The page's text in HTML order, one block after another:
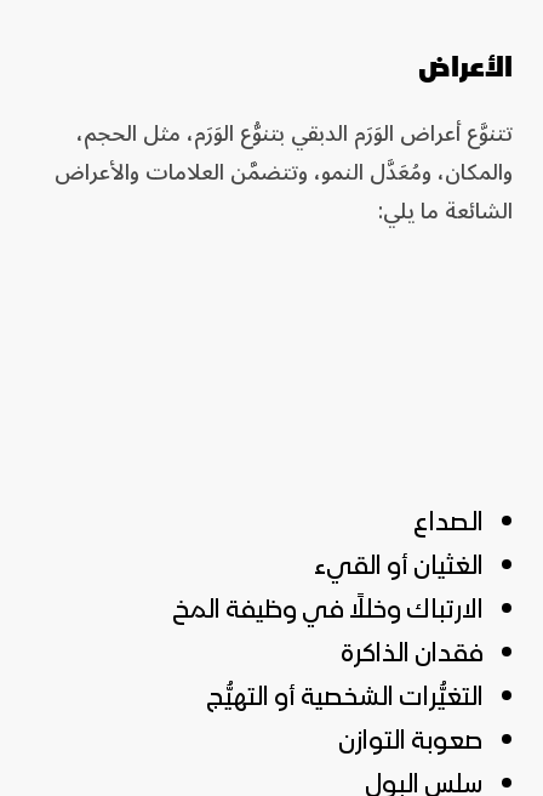
الأعراض
تتنوَّع أعراض الوَرَم الدبقي بتنوُّع الوَرَم، مثل الحجم،
والمكان، ومُعَدَّل النمو، وتتضمَّن العلامات والأعراض
الشائعة ما يلي:
الصداع
الغثيان أو القيء
الارتباك وخللًا في وظيفة المخ
فقدان الذاكرة
التغيُّرات الشخصية أو التهيُّج
صعوبة التوازن
سلس البول